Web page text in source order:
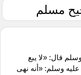
مسلم
قال: «لا يبع
وسلم: «أنه نهى